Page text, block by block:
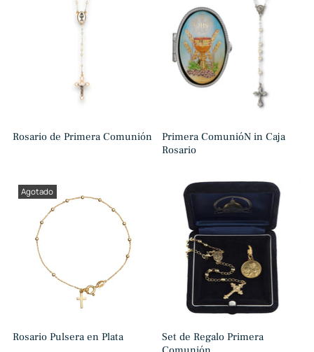
Rosario de Primera Comunión
Primera ComunióN in Caja
Rosario
Agotado
Rosario Pulsera en Plata
Set de Regalo Primera